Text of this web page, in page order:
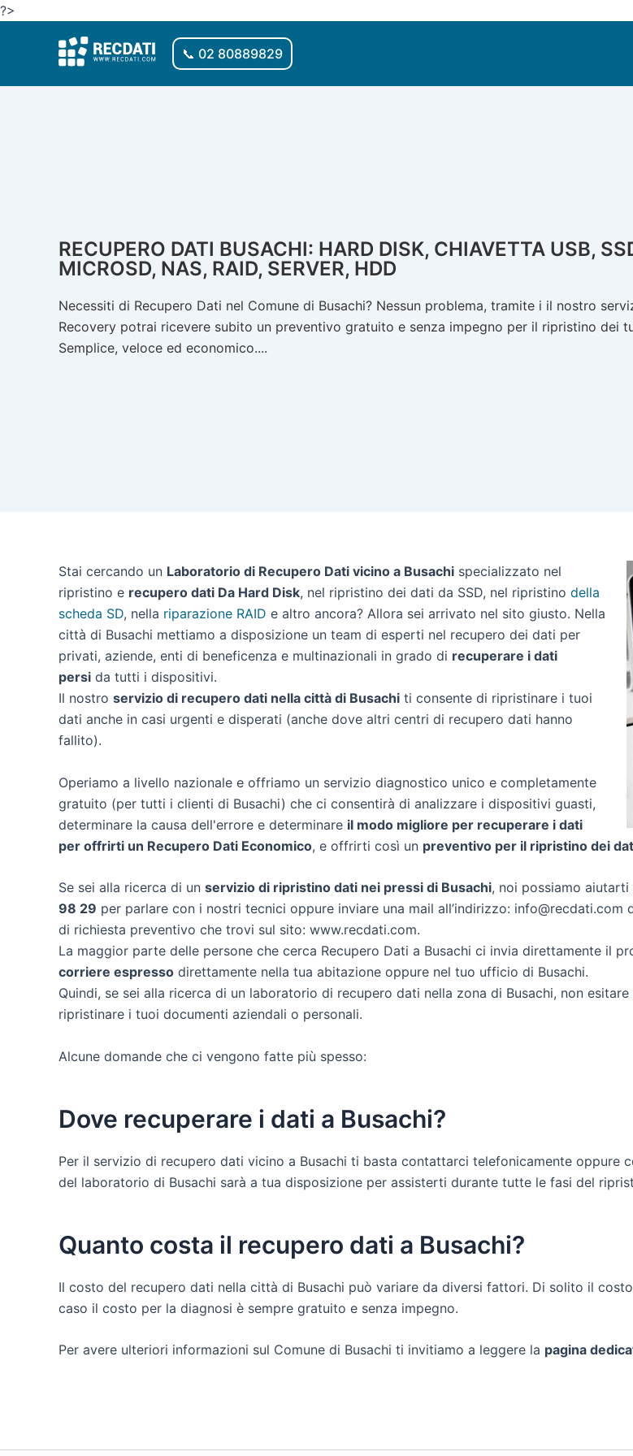
?>
contenuto
📞 02 80889829
RECUPERO DATI BUSACHI: HARD DISK, CHIAVETTA USB,
MICROSD, NAS, RAID, SERVER, HDD
Necessiti di Recupero Dati nel Comune di Busachi? Nessun problema, tramite i il nostro
Recovery potrai ricevere subito un preventivo gratuito e senza impegno per il ripristino dei
Semplice, veloce ed economico....
Stai cercando un Laboratorio di Recupero Dati vicino a Busachi specializzato nel
ripristino e recupero dati Da Hard Disk, nel ripristino dei dati da SSD, nel ripristino della
scheda SD, nella riparazione RAID e altro ancora? Allora sei arrivato nel sito giusto. Nella
città di Busachi mettiamo a disposizione un team di esperti nel recupero dei dati per
privati, aziende, enti di beneficenza e multinazionali in grado di recuperare i dati
persi da tutti i dispositivi.
Il nostro servizio di recupero dati nella città di Busachi ti consente di ripristinare i tuoi
dati anche in casi urgenti e disperati (anche dove altri centri di recupero dati hanno
fallito).
Operiamo a livello nazionale e offriamo un servizio diagnostico unico e completamente
gratuito (per tutti i clienti di Busachi) che ci consentirà di analizzare i dispositivi guasti,
determinare la causa dell'errore e determinare il modo migliore per recuperare i dati
per offrirti un Recupero Dati Economico, e offrirti così un preventivo per il ripristino dei
Se sei alla ricerca di un servizio di ripristino dati nei pressi di Busachi, noi possiamo
98 29 per parlare con i nostri tecnici oppure inviare una mail all’indirizzo:
di richiesta preventivo che trovi sul sito: www.recdati.com.
La maggior parte delle persone che cerca Recupero Dati a Busachi ci invia direttamente il
corriere espresso direttamente nella tua abitazione oppure nel tuo ufficio di Busachi.
Quindi, se sei alla ricerca di un laboratorio di recupero dati nella zona di Busachi, non
ripristinare i tuoi documenti aziendali o personali.
Alcune domande che ci vengono fatte più spesso:
Dove recuperare i dati a Busachi?
Per il servizio di recupero dati vicino a Busachi ti basta contattarci telefonicamente oppure
del laboratorio di Busachi sarà a tua disposizione per assisterti durante tutte le fasi del
Quanto costa il recupero dati a Busachi?
Il costo del recupero dati nella città di Busachi può variare da diversi fattori. Di solito il
caso il costo per la diagnosi è sempre gratuito e senza impegno.
Per avere ulteriori informazioni sul Comune di Busachi ti invitiamo a leggere la pagina